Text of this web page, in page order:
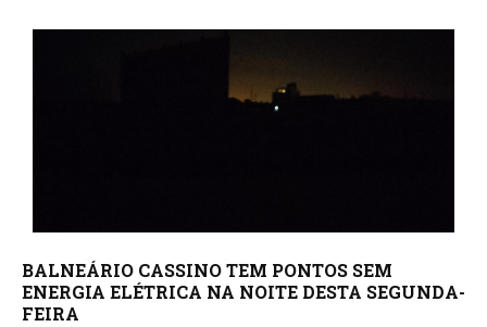
BALNEÁRIO CASSINO TEM PONTOS SEM
ENERGIA ELÉTRICA NA NOITE DESTA SEGUNDA-
FEIRA